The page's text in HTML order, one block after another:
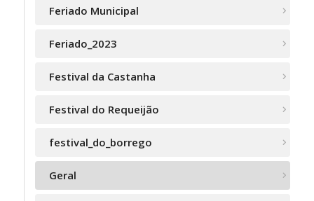
Feriado Municipal
Feriado_2023
Festival da Castanha
Festival do Requeijão
festival_do_borrego
Geral